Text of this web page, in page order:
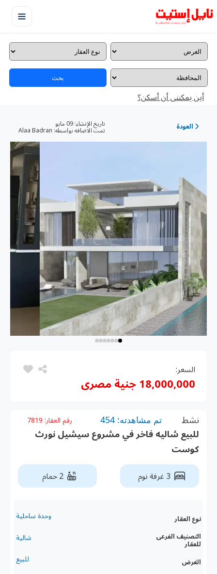
بحث
أين يمكننى أن أسكن؟
العودة تاريخ الإنشاء:
تمت الاضافه بواسطه: Alaa Badran
السعر:
18,000,000 جنية مصرى
نشط تم مشاهدته: 454 رقم العقار: 7819
للبيع شاليه فاخر في مشروع سيشيل نورث
كوست
3 غرفة نوم 2 حمام
نوع العقار وحدة ساحلية
التصنيف الفرعى
للعقار
شالية
الغرض للبيع